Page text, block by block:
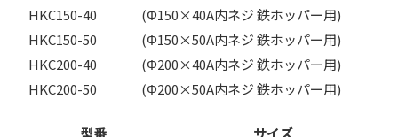
HKC150-40
(Φ150×40A内ネジ 鉄ホッパー用)
HKC150-50
(Φ150×50A内ネジ 鉄ホッパー用)
HKC200-40
(Φ200×40A内ネジ 鉄ホッパー用)
HKC200-50
(Φ200×50A内ネジ 鉄ホッパー用)